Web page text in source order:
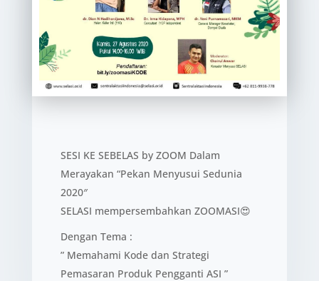
SESI KE SEBELAS by ZOOM Dalam
Merayakan “Pekan Menyusui Sedunia
2020″
SELASI mempersembahkan ZOOMASI😍
Dengan Tema :
” Memahami Kode dan Strategi
Pemasaran Produk Pengganti ASI ”